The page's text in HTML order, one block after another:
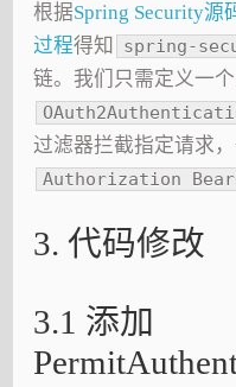
根据Spring Security源
过程得知 spring-
链。我们只需定义一
过滤器拦截指定请求
Authorization
3. 代码修改
3.1 添加